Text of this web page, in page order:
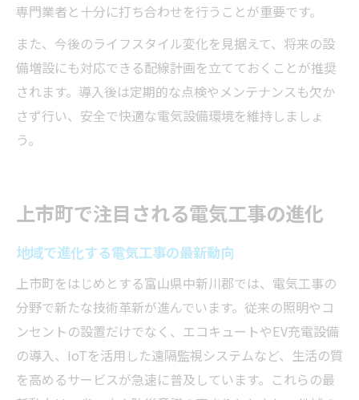
専門業者と十分に打ち合わせを行うことが重要です。
また、今後のライフスタイル変化を見据えて、将来の設
備増設にも対応できる配線計画を立てておくことが推奨
されます。導入後は定期的な点検やメンテナンスも欠か
さず行い、安全で快適な電気設備環境を維持しましょ
う。
上市町で注目される電気工事の進化
地域で進化する電気工事の最新動向
上市町をはじめとする富山県中新川郡では、電気工事の
分野で新たな技術革新が進んでいます。従来の照明やコ
ンセントの設置だけでなく、エコキュートやEV充電設備
の導入、IoTを活用した遠隔監視システムなど、生活の質
を高めるサービスが急速に普及しています。これらの最